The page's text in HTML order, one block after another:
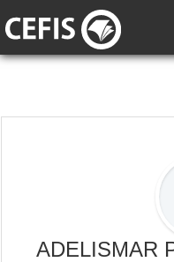
ADELISMAR